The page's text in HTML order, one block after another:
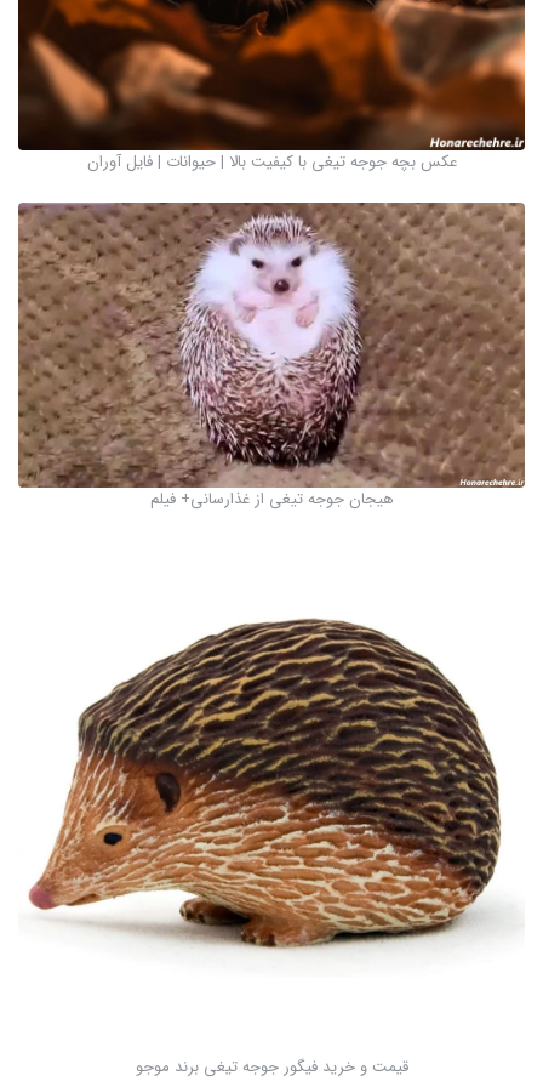
عکس بچه جوجه تیغی با کیفیت بالا | حیوانات | فایل آوران
هیجان جوجه تیغی از غذارسانی+ فیلم
قیمت و خرید فیگور جوجه تیغی برند موجو